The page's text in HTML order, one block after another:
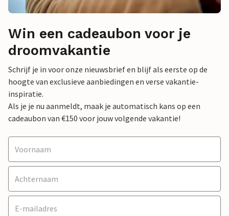
Win een cadeaubon voor je
droomvakantie
Schrijf je in voor onze nieuwsbrief en blijf als eerste op de
hoogte van exclusieve aanbiedingen en verse vakantie-
inspiratie.
Als je je nu aanmeldt, maak je automatisch kans op een
cadeaubon van €150 voor jouw volgende vakantie!